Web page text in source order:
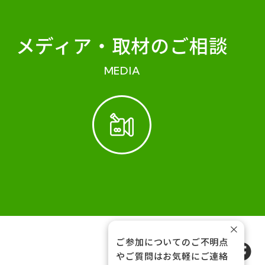
メディア・ 取材のご相談
MEDIA
FOLLOW US
ご参加についてのご不明点
やご質問はお気軽にご連絡
×